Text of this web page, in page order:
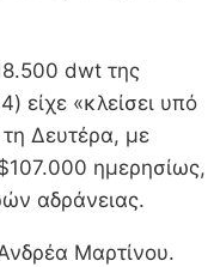
dwt της
είχε «κλείσει υπό
Δευτέρα, με
ημερησίως,
αδράνειας.
Ανδρέα Μαρτίνου.